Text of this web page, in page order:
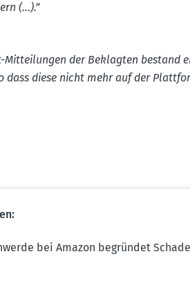
(…).”
der Beklagten bestand
dass diese nicht mehr auf der
bei Amazon begründet